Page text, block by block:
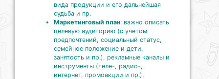
вида продукции и его дальнейшая
судьба и пр.
Маркетинговый план: важно описать
целевую аудиторию (с учетом
предпочтений, социальный статус,
семейное положение и дети,
занятость и пр.), рекламные каналы и
инструменты (теле-, радио-,
интернет, промоакции и пр.),